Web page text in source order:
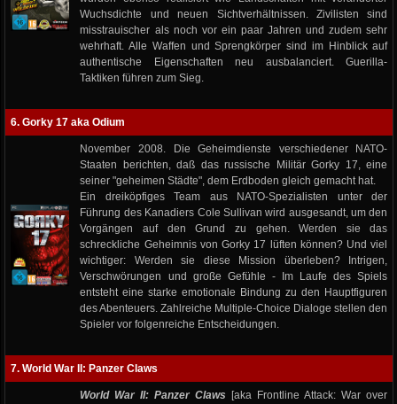
Wuchsdichte und neuen Sichtverhältnissen. Zivilisten sind
misstrauischer als noch vor ein paar Jahren und zudem sehr
wehrhaft. Alle Waffen und Sprengkörper sind im Hinblick auf
authentische Eigenschaften neu ausbalanciert. Guerilla-
Taktiken führen zum Sieg.
6. Gorky 17 aka Odium
November 2008. Die Geheimdienste verschiedener NATO-
Staaten berichten, daß das russische Militär Gorky 17, eine
seiner "geheimen Städte", dem Erdboden gleich gemacht hat.
Ein dreiköpfiges Team aus NATO-Spezialisten unter der
Führung des Kanadiers Cole Sullivan wird ausgesandt, um den
Vorgängen auf den Grund zu gehen. Werden sie das
schreckliche Geheimnis von Gorky 17 lüften können? Und viel
wichtiger: Werden sie diese Mission überleben? Intrigen,
Verschwörungen und große Gefühle - Im Laufe des Spiels
entsteht eine starke emotionale Bindung zu den Hauptfiguren
des Abenteuers. Zahlreiche Multiple-Choice Dialoge stellen den
Spieler vor folgenreiche Entscheidungen.
7. World War II: Panzer Claws
World War II: Panzer Claws
[aka Frontline Attack: War over